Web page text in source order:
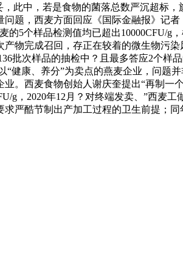
此中，若是食物的菌落总数严沉超标
题，西麦方面回应《国际金融报》记
5个样品检测值均已超出10000CFU/
物完成召回，存正在较着的微生物污
批次样品的抽检中？且最多答应2个样
“健康、养分”为卖点的燕麦企业，问
。西麦食物创始人谢庆奎提出“再制一
g，2020年12月？对终端发卖、”西
严酷节制出产加工过程的卫生前提；